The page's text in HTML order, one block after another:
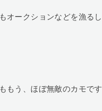
オークションなどを漁る
もう、ほぼ無敵のカモで